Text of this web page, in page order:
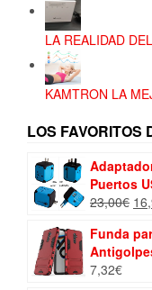
LA REALIDAD
KAMTRON LA
LOS FAVORITOS
Puertos
23,00€ El
Funda
7,32€